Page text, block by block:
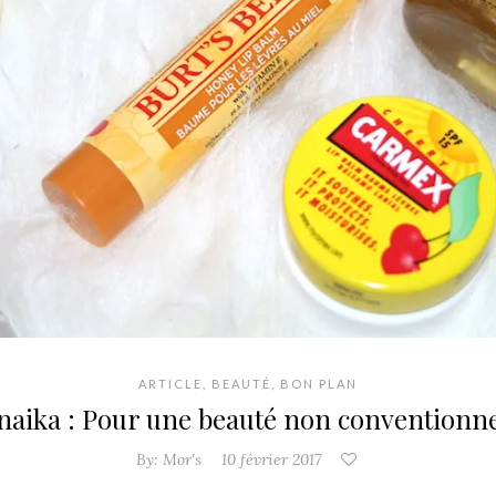
ARTICLE BEAUTÉ BON PLAN
: Pour une beauté non
By: Mor's 10 février 2017